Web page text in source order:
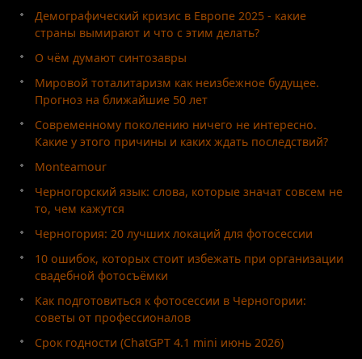
Демографический кризис в Европе 2025 - какие
страны вымирают и что с этим делать?
О чём думают синтозавры
Мировой тоталитаризм как неизбежное будущее.
Прогноз на ближайшие 50 лет
Современному поколению ничего не интересно.
Какие у этого причины и каких ждать последствий?
Monteamour
Черногорский язык: слова, которые значат совсем не
то, чем кажутся
Черногория: 20 лучших локаций для фотосессии
10 ошибок, которых стоит избежать при организации
свадебной фотосъёмки
Как подготовиться к фотосессии в Черногории:
советы от профессионалов
Срок годности (ChatGPT 4.1 mini июнь 2026)